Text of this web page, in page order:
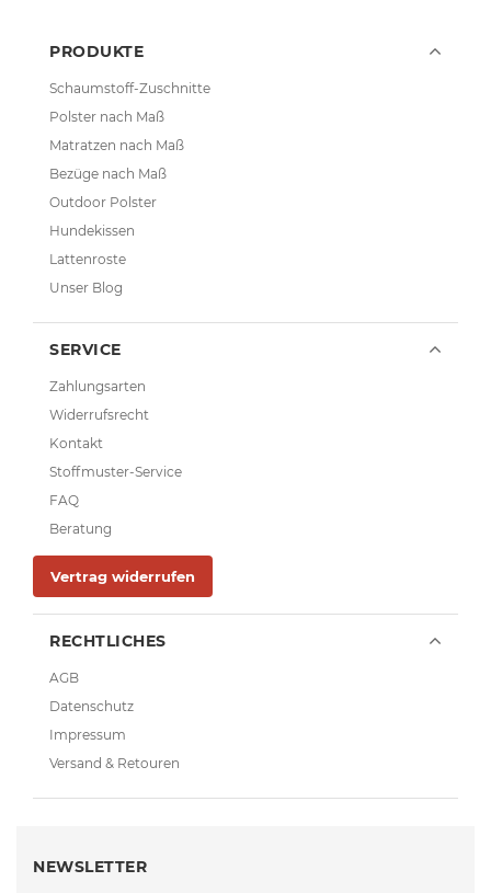
PRODUKTE
Schaumstoff-Zuschnitte
Polster nach Maß
Matratzen nach Maß
Bezüge nach Maß
Outdoor Polster
Hundekissen
Lattenroste
Unser Blog
SERVICE
Zahlungsarten
Widerrufsrecht
Kontakt
Stoffmuster-Service
FAQ
Beratung
Vertrag widerrufen
RECHTLICHES
AGB
Datenschutz
Impressum
Versand & Retouren
NEWSLETTER